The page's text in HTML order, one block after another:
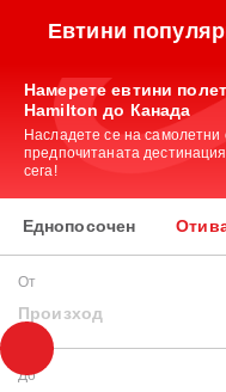
Евтини
Намерете евтини
Hamilton до Канада
Насладете се на
предпочитаната
сега!
Еднопосочен
От
Произход
До